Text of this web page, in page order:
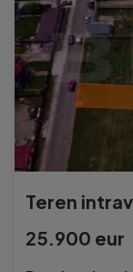
25.900 eur